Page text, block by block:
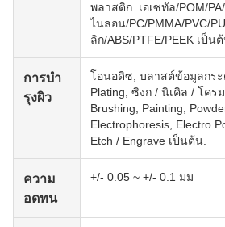
พลาสติก: เอเซทัล/POM/PA/
ไนลอน/PC/PMMA/PVC/
ลิก/ABS/PTFE/PEEK เป็น
การบํา
รุงผิว
โอนอดิซ, บลาสต์ข้อมูลกระ
Plating, ซิงก / นิเคิล / โคร
Brushing, Painting,
Electrophoresis, Electro
Etch / Engrave เป็นต้น.
ความ
อดทน
+/- 0.05 ~ +/- 0.1 มม